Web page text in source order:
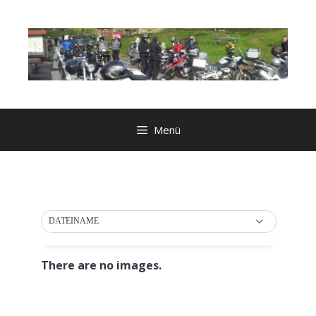
Inhalt
springen
Menü
DATEINAME
There are no images.